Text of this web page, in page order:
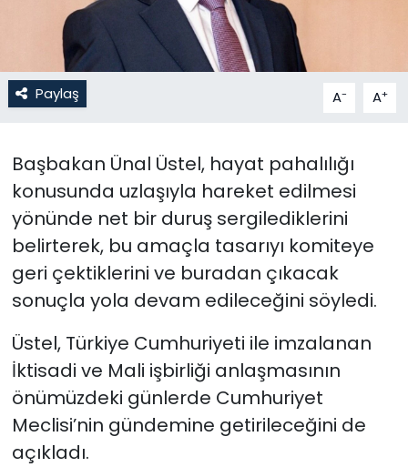
Paylaş A- A+
Başbakan Ünal Üstel, hayat pahalılığı
konusunda uzlaşıyla hareket edilmesi
yönünde net bir duruş sergilediklerini
belirterek, bu amaçla tasarıyı komiteye
geri çektiklerini ve buradan çıkacak
sonuçla yola devam edileceğini söyledi.
Üstel, Türkiye Cumhuriyeti ile imzalanan
İktisadi ve Mali işbirliği anlaşmasının
önümüzdeki günlerde Cumhuriyet
Meclisi’nin gündemine getirileceğini de
açıkladı.
Otomobil Dünyası
Politika
SAĞLIK
Spor
Teknoloji
TÜRKiYE
Video Galeri
YAŞAM
Yazarlar